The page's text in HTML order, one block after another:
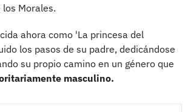
Morales.
ahora como 'La princesa del
los pasos de su padre, dedicándose
su propio camino en un género que
masculino.